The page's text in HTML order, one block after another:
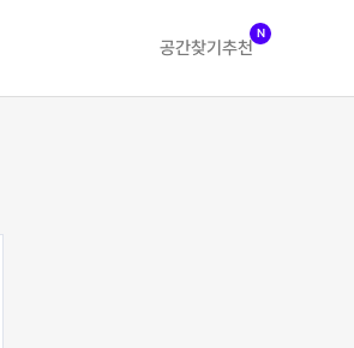
공간찾기 추천
N